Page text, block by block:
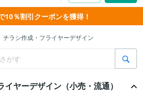
10％割引クーポンを獲得！
チラシ作成・フライヤーデザイン
イヤーデザイン（小売・流通）